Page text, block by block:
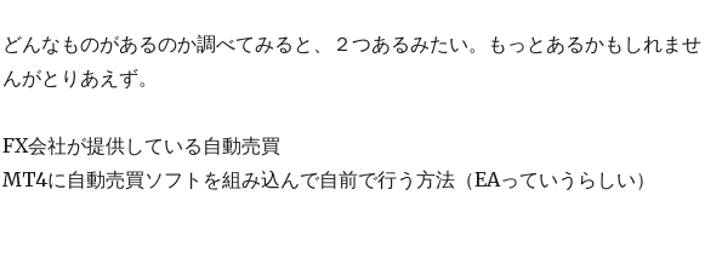
どんなものがあるのか調べてみると、２つあるみたい。もっとあるかもしれませ
んがとりあえず。
FX会社が提供している自動売買
MT4に自動売買ソフトを組み込んで自前で行う方法（EAっていうらしい）